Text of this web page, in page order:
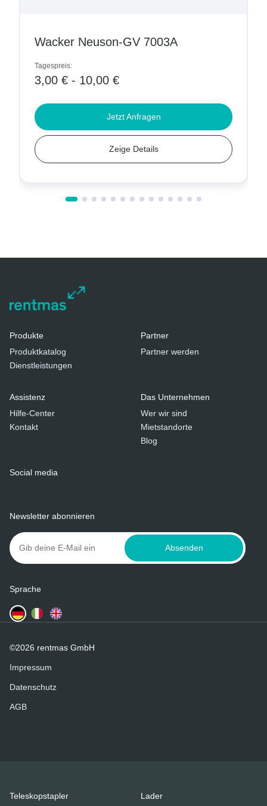
Wacker Neuson-GV 7003A
Tagespreis:
3,00 € - 10,00 €
Zeige Details
Jetzt Anfragen
Produkte
Produktkatalog
Dienstleistungen
Partner
Partner werden
Assistenz
Hilfe-Center
Kontakt
Das Unternehmen
Wer wir sind
Mietstandorte
Blog
Social media
Newsletter abonnieren
Absenden
Sprache
Teleskopstapler
Lader
©2026 rentmas GmbH
Impressum
Datenschutz
AGB